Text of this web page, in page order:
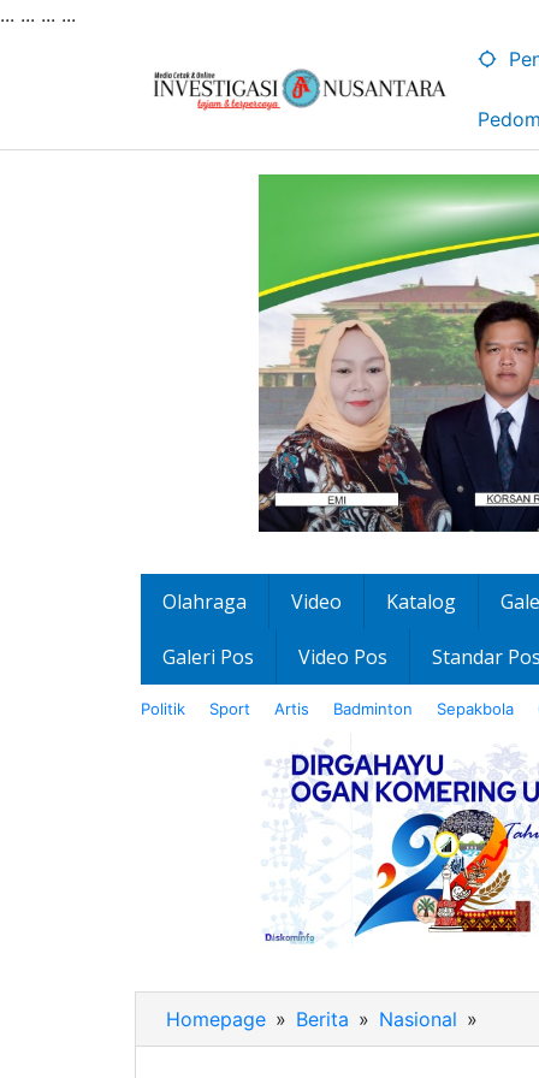
... ... ... ...
Olahraga Video Katalog
Galeri Pos Video Pos Standar Pos
Politik Sport Artis Badminton Sepakbola
Homepage » Berita » Nasional »